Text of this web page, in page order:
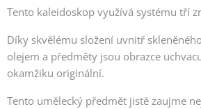
Tento kaleidoskop využívá systému tří
Díky skvělému složení uvnitř
olejem a předměty jsou obrazce
okamžiku originální.
Tento umělecký předmět jistě zaujme